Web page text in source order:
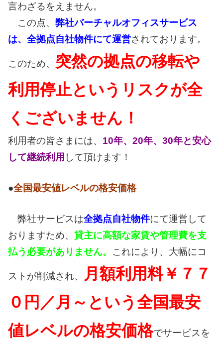
言わざるをえません。
この点、 弊社バーチャルオフィスサービス
は、全拠点自社物件にて運営されております。
このため、 突然の拠点の移転や
利用停止というリスクが全
くございません！
利用者の皆さまには、 10年、20年、30年と安心
して継続利用 して頂けます！
●全国最安値レベルの格安価格
弊社サービスは全拠点自社物件にて運営して
おりますため、 貸主に高額な家賃や管理費を支
払う必要がありません。 これにより、大幅にコ
ストが削減され、
月額利用料￥７７
０円／月～という全国最安
値レベルの格安価格でサービスを